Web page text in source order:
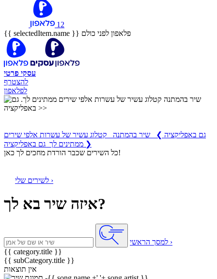
12
{{ selectedItem.name }} פלאפון לפני כולם
עסקי פרטי
להצטרף
לפלאפון
גם באפליקציה ❯
שיר בהמתנה קטלוג עשיר של עשרות אלפי שירים
ממתינים לך גם באפליקציה ❯
כל השירים שכבר הורדת מחכים לך כאן!
לשירים שלי ›
איזה שיר בא לך?
למסך הראשי ›
{{ category.title }}
{{ subCategory.title }}
אין תוצאות